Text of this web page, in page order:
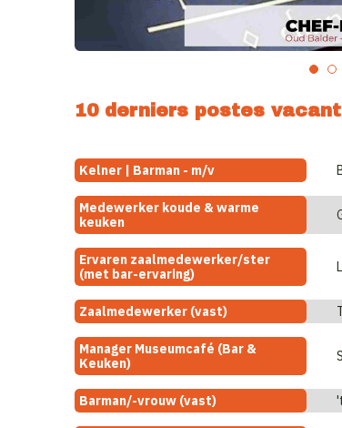
10 derniers postes
Kelner | Barman - m/v
Medewerker koude & warme
keuken
Ervaren zaalmedewerker/ster
(met bar-ervaring)
Zaalmedewerker (vast)
Manager Museumcafé (Bar &
Keuken)
Barman/-vrouw (vast)